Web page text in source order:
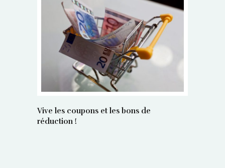
Vive les coupons et les bons de
réduction !